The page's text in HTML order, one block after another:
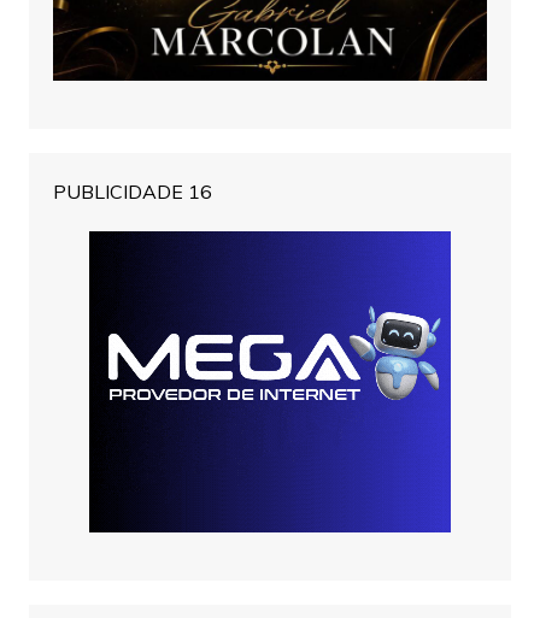
PUBLICIDADE 16